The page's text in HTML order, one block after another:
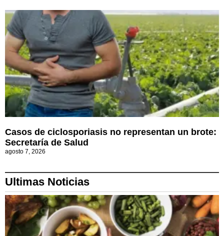
Casos de ciclosporiasis no representan un brote:
Secretaría de Salud
agosto 7, 2026
Ultimas Noticias